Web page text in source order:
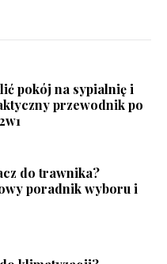
pokój na sypialnię i
przewodnik po
do trawnika?
poradnik wyboru i